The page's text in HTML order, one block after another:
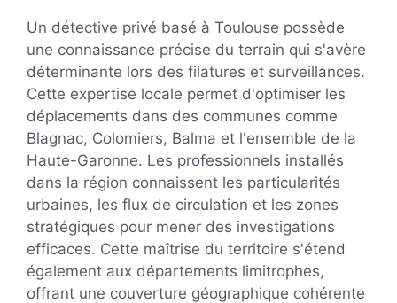
Un détective privé basé à Toulouse possède
une connaissance précise du terrain qui s'avère
déterminante lors des filatures et surveillances.
Cette expertise locale permet d'optimiser les
déplacements dans des communes comme
Blagnac, Colomiers, Balma et l'ensemble de la
Haute-Garonne. Les professionnels installés
dans la région connaissent les particularités
urbaines, les flux de circulation et les zones
stratégiques pour mener des investigations
efficaces. Cette maîtrise du territoire s'étend
également aux départements limitrophes,
offrant une couverture géographique cohérente